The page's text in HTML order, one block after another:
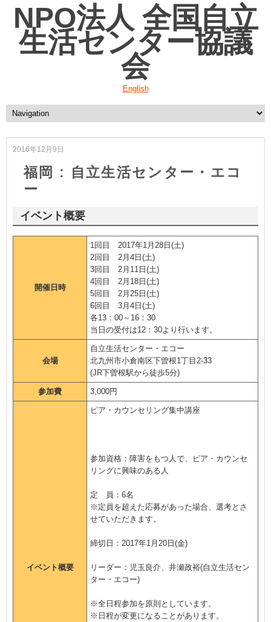
NPO法人 全国自立
生活センター協議
会
English
2016年12月9日
福岡 : 自立生活センター・エコ
ー
イベント概要
開催日時
1回目 2017年1月28日(土)
2回目 2月4日(土)
3回目 2月11日(土)
4回目 2月18日(土)
5回目 2月25日(土)
6回目 3月4日(土)
各13：00～16：30
当日の受付は12：30より行います。
会場
自立生活センター・エコー
北九州市小倉南区下曽根1丁目2-33
(JR下曽根駅から徒歩5分)
参加費 3,000円
イベント概要
ピア・カウンセリング集中講座
参加資格：障害をもつ人で、ピア・カウンセ
リングに興味のある人
定 員：6名
※定員を超えた応募があった場合、選考とさ
せていただきます。
締切日：2017年1月20日(金)
リーダー：児玉良介、井瀬政裕(自立生活セン
ター・エコー)
※全日程参加を原則としています。
※日程が変更になることがあります。